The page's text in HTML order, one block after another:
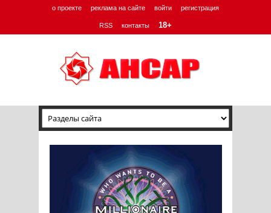
о проекте реклама на сайте войти регистрация
RSS контакты 18+